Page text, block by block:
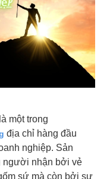
một trong
địa chỉ hàng đầu
nghiệp. Sản
người nhận bởi vẻ
sứ mà còn bởi sự